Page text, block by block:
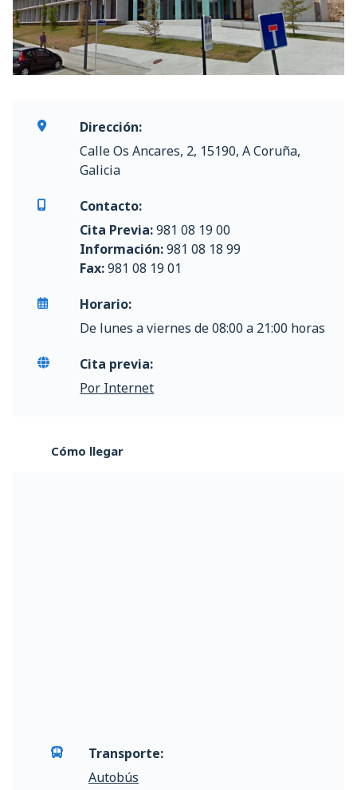
Dirección:
Calle Os Ancares, 2, 15190, A Coruña,
Galicia
Contacto:
Cita Previa:981 08 19 00
Información:981 08 18 99
Fax:981 08 19 01
Horario:
De lunes a viernes de 08:00 a 21:00 horas
Cita previa:
Por Internet
Cómo llegar
Transporte:
Autobús